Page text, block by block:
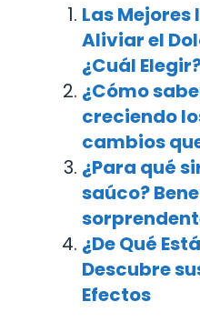
Las
Aliviar el
¿Cuál
¿Cómo
creciendo
cambios
¿Para qué
saúco?
¿De Qué
Descubre
Efectos